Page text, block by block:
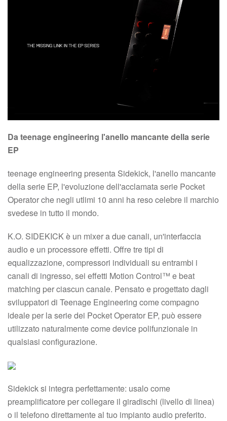
Da teenage engineering l'anello mancante della serie
EP
teenage engineering presenta Sidekick, l'anello mancante
della serie EP, l'evoluzione dell'acclamata serie Pocket
Operator che negli utlimi 10 anni ha reso celebre il marchio
svedese in tutto il mondo.
K.O. SIDEKICK è un mixer a due canali, un'interfaccia
audio e un processore effetti. Offre tre tipi di
equalizzazione, compressori individuali su entrambi i
canali di ingresso, sei effetti Motion Control™ e beat
matching per ciascun canale. Pensato e progettato dagli
sviluppatori di Teenage Engineering come compagno
ideale per la serie dei Pocket Operator EP, può essere
utilizzato naturalmente come device polifunzionale in
qualsiasi configurazione.
Sidekick si integra perfettamente: usalo come
preamplificatore per collegare il giradischi (livello di linea)
o il telefono direttamente al tuo impianto audio preferito.